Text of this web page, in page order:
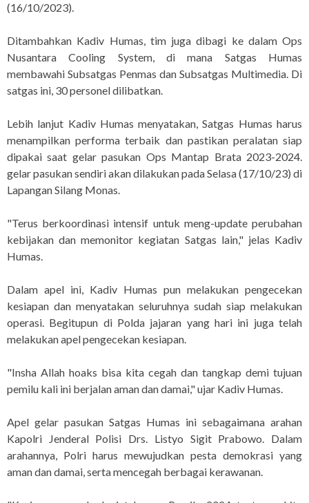
(16/10/2023).
Ditambahkan Kadiv Humas, tim juga dibagi ke dalam Ops
Nusantara Cooling System, di mana Satgas Humas
membawahi Subsatgas Penmas dan Subsatgas Multimedia. Di
satgas ini, 30 personel dilibatkan.
Lebih lanjut Kadiv Humas menyatakan, Satgas Humas harus
menampilkan performa terbaik dan pastikan peralatan siap
dipakai saat gelar pasukan Ops Mantap Brata 2023-2024.
gelar pasukan sendiri akan dilakukan pada Selasa (17/10/23) di
Lapangan Silang Monas.
"Terus berkoordinasi intensif untuk meng-update perubahan
kebijakan dan memonitor kegiatan Satgas lain," jelas Kadiv
Humas.
Dalam apel ini, Kadiv Humas pun melakukan pengecekan
kesiapan dan menyatakan seluruhnya sudah siap melakukan
operasi. Begitupun di Polda jajaran yang hari ini juga telah
melakukan apel pengecekan kesiapan.
"Insha Allah hoaks bisa kita cegah dan tangkap demi tujuan
pemilu kali ini berjalan aman dan damai," ujar Kadiv Humas.
Apel gelar pasukan Satgas Humas ini sebagaimana arahan
Kapolri Jenderal Polisi Drs. Listyo Sigit Prabowo. Dalam
arahannya, Polri harus mewujudkan pesta demokrasi yang
aman dan damai, serta mencegah berbagai kerawanan.